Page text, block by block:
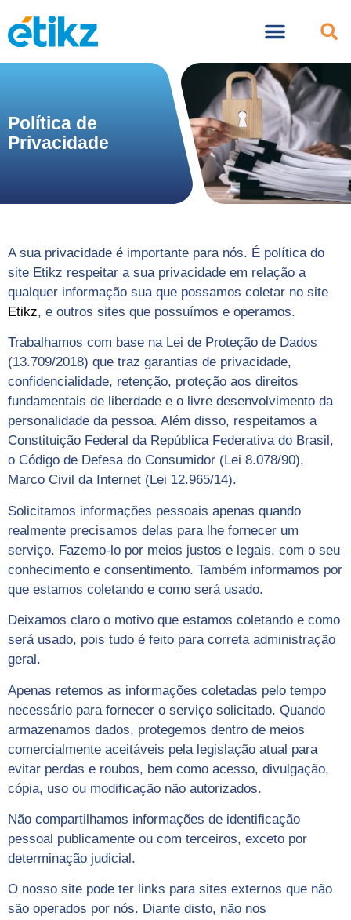
Política de
Privacidade
A sua privacidade é importante para nós. É política do
site Etikz respeitar a sua privacidade em relação a
qualquer informação sua que possamos coletar no site
Etikz, e outros sites que possuímos e operamos.
Trabalhamos com base na Lei de Proteção de Dados
(13.709/2018) que traz garantias de privacidade,
confidencialidade, retenção, proteção aos direitos
fundamentais de liberdade e o livre desenvolvimento da
personalidade da pessoa. Além disso, respeitamos a
Constituição Federal da República Federativa do Brasil,
o Código de Defesa do Consumidor (Lei 8.078/90),
Marco Civil da Internet (Lei 12.965/14).
Solicitamos informações pessoais apenas quando
realmente precisamos delas para lhe fornecer um
serviço. Fazemo-lo por meios justos e legais, com o seu
conhecimento e consentimento. Também informamos por
que estamos coletando e como será usado.
Deixamos claro o motivo que estamos coletando e como
será usado, pois tudo é feito para correta administração
geral.
Apenas retemos as informações coletadas pelo tempo
necessário para fornecer o serviço solicitado. Quando
armazenamos dados, protegemos dentro de meios
comercialmente aceitáveis pela legislação atual ​​para
evitar perdas e roubos, bem como acesso, divulgação,
cópia, uso ou modificação não autorizados.
Não compartilhamos informações de identificação
pessoal publicamente ou com terceiros, exceto por
determinação judicial.
O nosso site pode ter links para sites externos que não
são operados por nós. Diante disto, não nos